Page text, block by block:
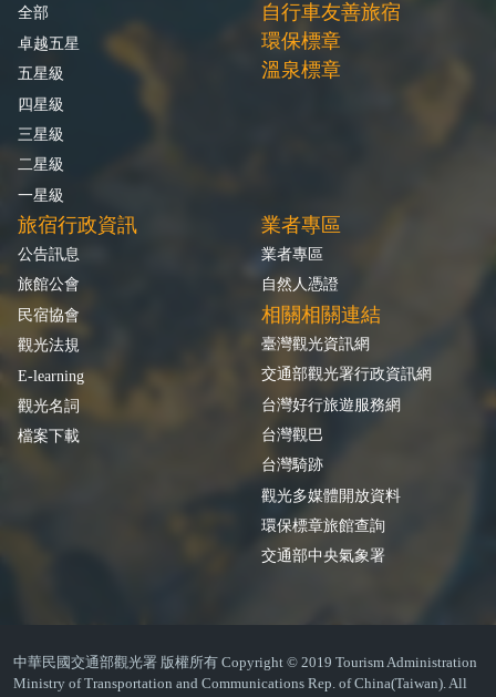
全部
卓越五星
五星級
四星級
三星級
二星級
一星級
自行車友善旅宿
環保標章
溫泉標章
旅宿行政資訊
公告訊息
旅館公會
民宿協會
觀光法規
E-learning
觀光名詞
檔案下載
業者專區
業者專區
自然人憑證
相關相關連結
臺灣觀光資訊網
交通部觀光署行政資訊網
台灣好行旅遊服務網
台灣觀巴
台灣騎跡
觀光多媒體開放資料
環保標章旅館查詢
交通部中央氣象署
中華民國交通部觀光署 版權所有 Copyright © 2019 Tourism Administration
Ministry of Transportation and Communications Rep. of China(Taiwan). All